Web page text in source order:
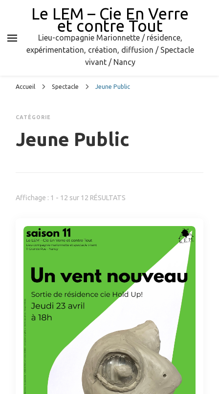
Le LEM – Cie En Verre
et contre Tout
Lieu-compagnie Marionnette / résidence,
expérimentation, création, diffusion / Spectacle
vivant / Nancy
Accueil Spectacle Jeune Public
CATÉGORIE
Jeune Public
Affichage : 1 - 12 sur 12 RÉSULTATS